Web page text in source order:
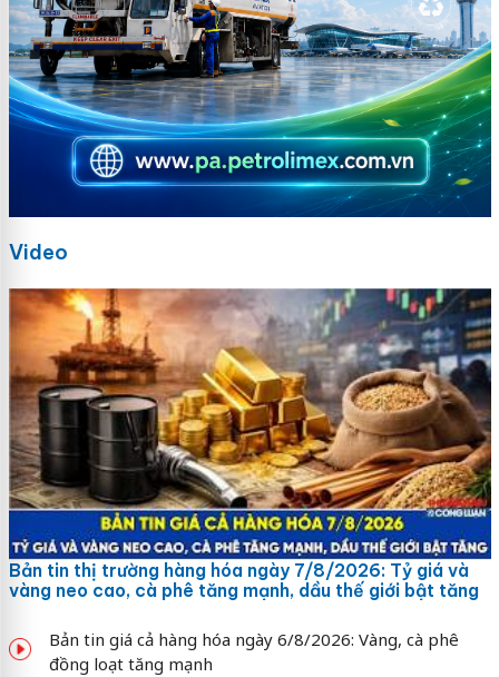
Video
Bản tin thị trường hàng hóa ngày 7/8/2026: Tỷ giá và
vàng neo cao, cà phê tăng mạnh, dầu thế giới bật tăng
Bản tin giá cả hàng hóa ngày 6/8/2026: Vàng, cà phê
đồng loạt tăng mạnh